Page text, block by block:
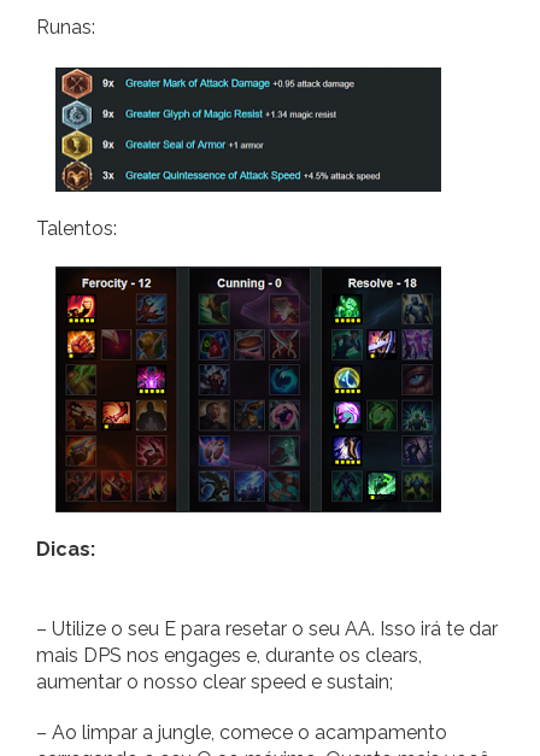
Runas:
Talentos:
Dicas:
– Utilize o seu E para resetar o seu AA. Isso irá te dar
mais DPS nos engages e, durante os clears,
aumentar o nosso clear speed e sustain;
– Ao limpar a jungle, comece o acampamento